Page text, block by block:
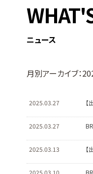
ニュース
月別アーカイブ：
2025.03.27
2025.03.27
2025.03.13
2025.03.10